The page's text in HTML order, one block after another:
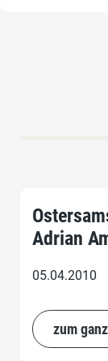
Adrian
05.04.2010
zum